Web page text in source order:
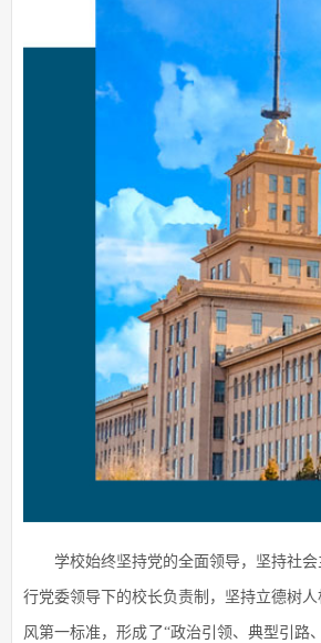
学校始终坚持党的全面领导，坚持社
行党委领导下的校长负责制，坚持立德树
风第一标准，形成了“政治引领、典型引路